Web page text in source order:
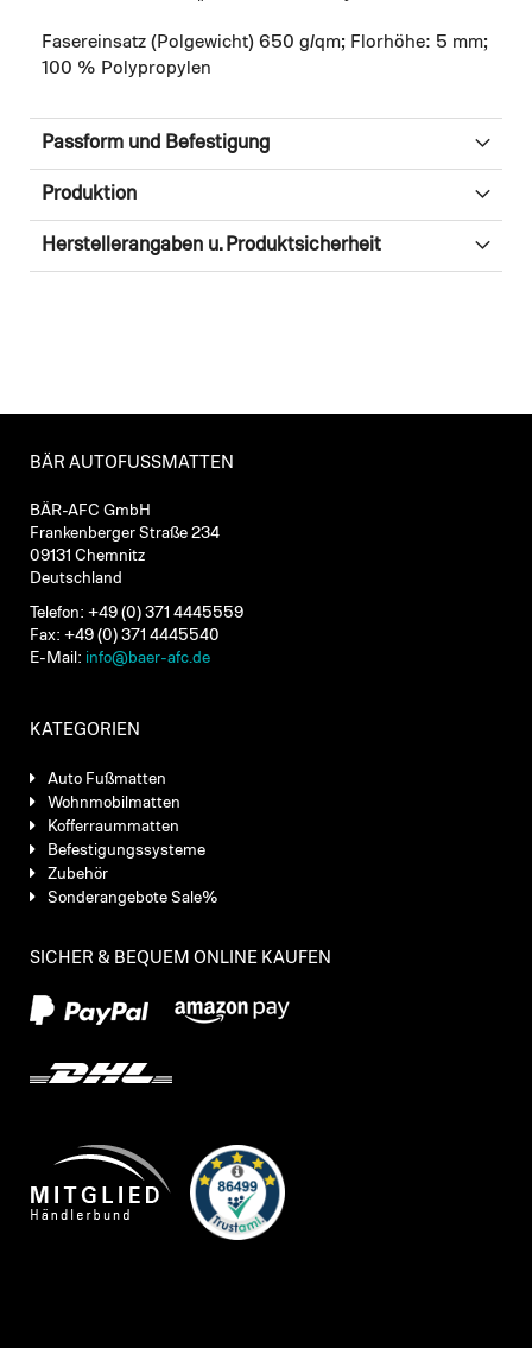
Fasereinsatz (Polgewicht) 650 g/qm; Florhöhe: 5 mm;
100 % Polypropylen
Passform und Befestigung
Produktion
Herstellerangaben u. Produktsicherheit
BÄR AUTOFUSSMATTEN
BÄR-AFC GmbH
Frankenberger Straße 234
09131 Chemnitz
Deutschland
Telefon: +49 (0) 371 4445559
Fax: +49 (0) 371 4445540
E-Mail: info@baer-afc.de
KATEGORIEN
Auto Fußmatten
Wohnmobilmatten
Kofferraummatten
Befestigungssysteme
Zubehör
Sonderangebote Sale%
SICHER & BEQUEM ONLINE KAUFEN